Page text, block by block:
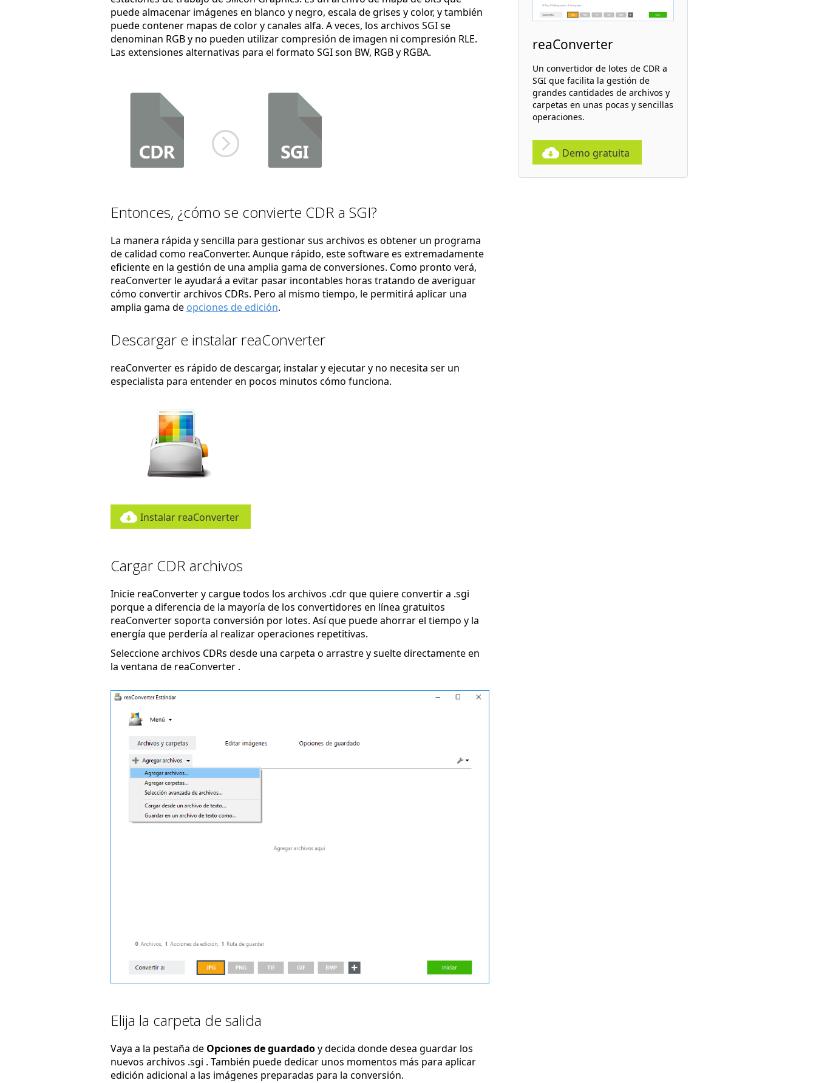
puede almacenar imágenes en blanco y negro, escala de grises y color, y también
puede contener mapas de color y canales alfa. A veces, los archivos SGI se
denominan RGB y no pueden utilizar compresión de imagen ni compresión RLE.
Las extensiones alternativas para el formato SGI son BW, RGB y RGBA.
Entonces, ¿cómo se convierte CDR a SGI?
La manera rápida y sencilla para gestionar sus archivos es obtener un programa
de calidad como reaConverter. Aunque rápido, este software es extremadamente
eficiente en la gestión de una amplia gama de conversiones. Como pronto verá,
reaConverter le ayudará a evitar pasar incontables horas tratando de averiguar
cómo convertir archivos CDRs. Pero al mismo tiempo, le permitirá aplicar una
amplia gama de opciones de edición.
Descargar e instalar reaConverter
reaConverter es rápido de descargar, instalar y ejecutar y no necesita ser un
especialista para entender en pocos minutos cómo funciona.
Instalar reaConverter
Cargar CDR archivos
Inicie reaConverter y cargue todos los archivos .cdr que quiere convertir a .sgi
porque a diferencia de la mayoría de los convertidores en línea gratuitos
reaConverter soporta conversión por lotes. Así que puede ahorrar el tiempo y la
energía que perdería al realizar operaciones repetitivas.
Seleccione archivos CDRs desde una carpeta o arrastre y suelte directamente en
la ventana de reaConverter .
Elija la carpeta de salida
Vaya a la pestaña de Opciones de guardadoy decida donde desea guardar los
nuevos archivos .sgi . También puede dedicar unos momentos más para aplicar
edición adicional a las imágenes preparadas para la conversión.
reaConverter
Un convertidor de lotes de CDR a
SGI que facilita la gestión de
grandes cantidades de archivos y
carpetas en unas pocas y sencillas
operaciones.
Demo gratuita